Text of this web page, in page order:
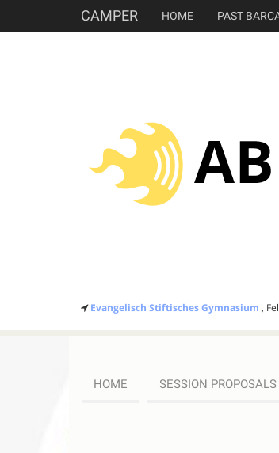
CAMPER HOME PAST
Evangelisch Stiftisches Gymnasium ,
HOME SESSION PROPOSALS